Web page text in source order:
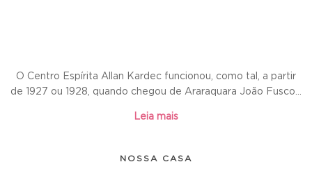
O Centro Espírita Allan Kardec funcionou, como tal, a partir
de 1927 ou 1928, quando chegou de Araraquara João Fusco...
Leia mais
NOSSA CASA